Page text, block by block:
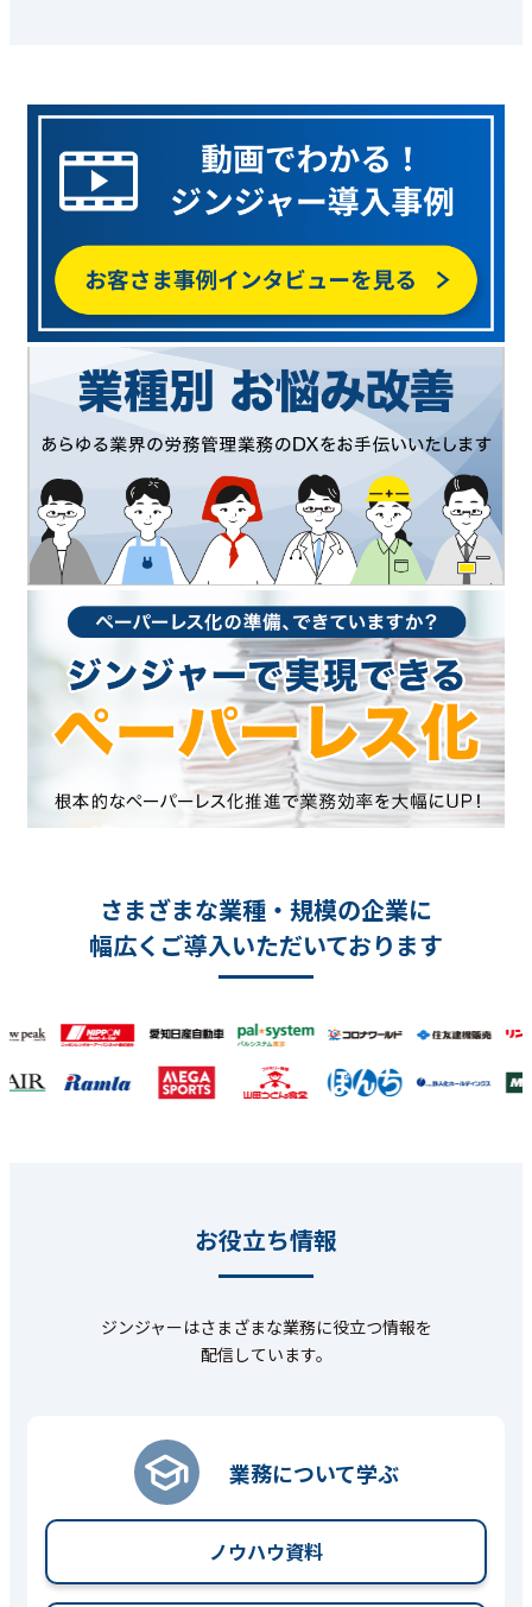
さまざまな業種・規模の企業に
幅広くご導入いただいております
お役立ち情報
ジンジャーはさまざまな業務に役立つ情報を
配信しています。
業務について学ぶ
ノウハウ資料